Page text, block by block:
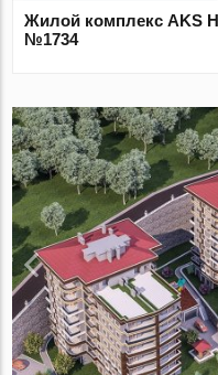
Жилой комплекс AKS
№1734